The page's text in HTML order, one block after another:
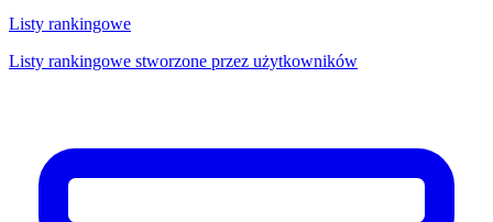
Listy rankingowe
Listy rankingowe stworzone przez użytkowników